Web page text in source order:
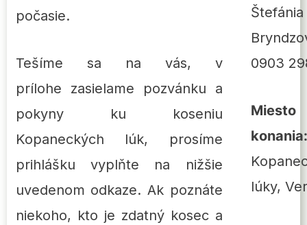
počasie.
Tešíme sa na vás, v
prílohe zasielame pozvánku a
pokyny ku koseniu
Kopaneckých lúk, prosíme
prihlášku vyplňte na nižšie
uvedenom odkaze. Ak poznáte
niekoho, kto je zdatný kosec a
Štefánia
0903
Miesto
konania:
lúky,